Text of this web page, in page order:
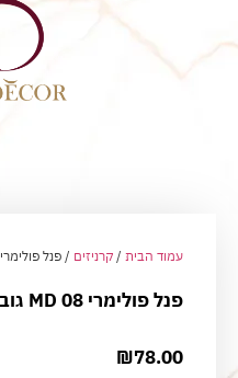
עמוד הבית / קרניזים / פנל פולימרי MD 08 גובה 9.5/ עומק 1.2
פנל פולימרי MD 08 גובה 9.5/ עומק 1.2
₪78.00